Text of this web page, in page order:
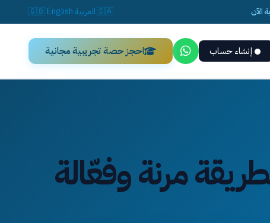
الآن 🇸🇦العربية 🇬🇧English
إنشاء حساب احجز حصة تجريبية مجانية
مرنة وفعّالة